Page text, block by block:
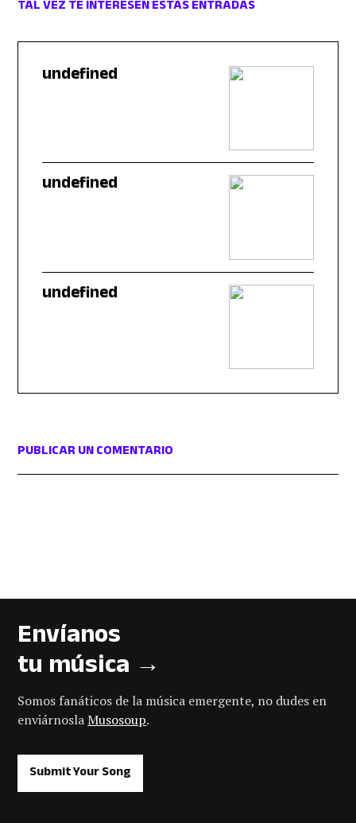
TAL VEZ TE INTERESEN ESTAS ENTRADAS
undefined
undefined
undefined
PUBLICAR UN COMENTARIO
Envíanos
tu música →
Somos fanáticos de la música emergente, no dudes en
enviárnoslaMusosoup.
Submit Your Song